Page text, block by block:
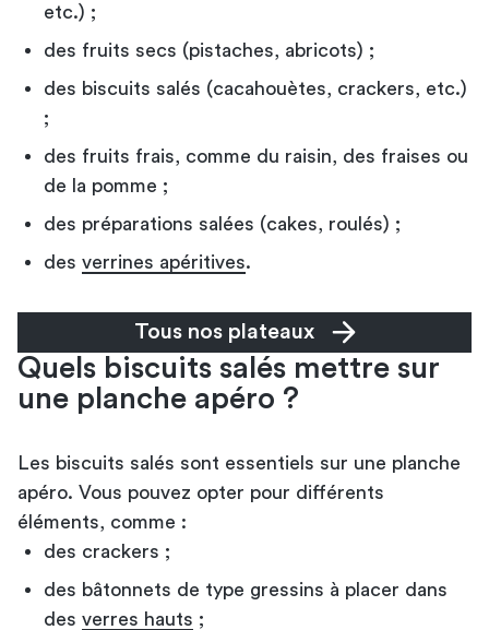
etc.) ;
des fruits secs (pistaches, abricots) ;
des biscuits salés (cacahouètes, crackers, etc.)
;
des fruits frais, comme du raisin, des fraises ou
de la pomme ;
des préparations salées (cakes, roulés) ;
des verrines apéritives.
Tous nos plateaux
Quels biscuits salés mettre sur
une planche apéro ?
Les biscuits salés sont essentiels sur une planche
apéro. Vous pouvez opter pour différents
éléments, comme :
des crackers ;
des bâtonnets de type gressins à placer dans
des verres hauts ;